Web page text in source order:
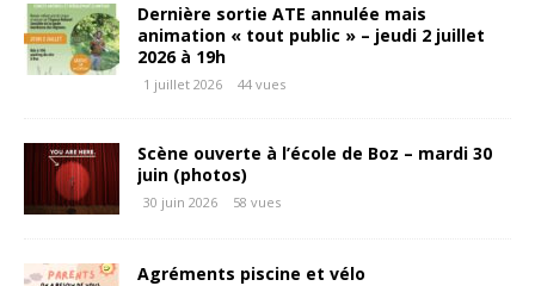
Dernière sortie ATE annulée mais
animation « tout public » – jeudi 2 juillet
2026 à 19h
1 juillet 2026 44 vues
Scène ouverte à l’école de Boz – mardi 30
juin (photos)
30 juin 2026 58 vues
Agréments piscine et vélo